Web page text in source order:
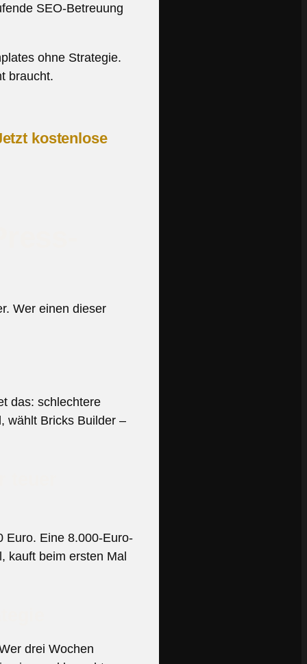
SEO-Betreuung
ohne Strategie.
braucht.
kostenlose
Wer einen dieser
das: schlechtere
wählt Bricks Builder –
Euro. Eine 8.000-Euro-
kauft beim ersten Mal
drei Wochen